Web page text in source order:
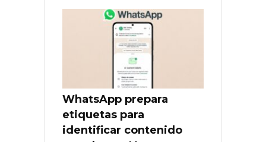
WhatsApp prepara
etiquetas para
identificar contenido